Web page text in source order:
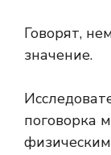
Говорят,
значение.
поговорка